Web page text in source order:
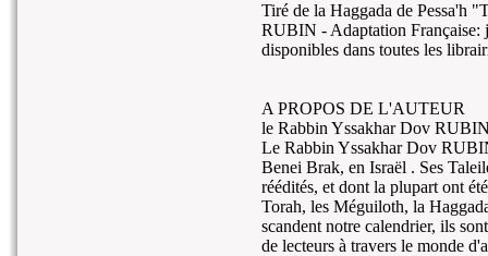
Tiré de la Haggada de Pessa'h
RUBIN - Adaptation Française:
disponibles dans toutes les
A PROPOS DE L'AUTEUR
le Rabbin Yssakhar Dov
Le Rabbin Yssakhar Dov
Benei Brak, en Israël . Ses
réédités, et dont la plupart ont
Torah, les Méguiloth, la
scandent notre calendrier, ils
de lecteurs à travers le monde